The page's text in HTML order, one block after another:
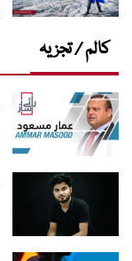
کالم / تجزیہ